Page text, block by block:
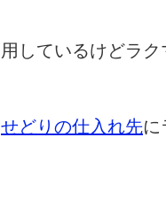
しているけどラ
せどりの仕入れ先に